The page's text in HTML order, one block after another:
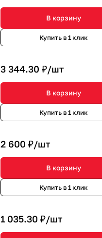
В корзину
Купить в 1 клик
3 344.30 ₽/шт
В корзину
Купить в 1 клик
2 600 ₽/шт
В корзину
Купить в 1 клик
1 035.30 ₽/шт